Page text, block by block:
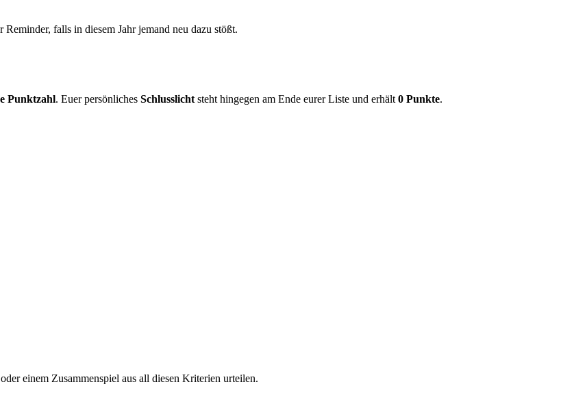
falls in diesem Jahr jemand neu dazu stößt.
Punktzahl. Euer persönliches Schlusslicht steht hingegen am Ende eurer Liste und erhält 0 Punkte.
einem Zusammenspiel aus all diesen Kriterien urteilen.